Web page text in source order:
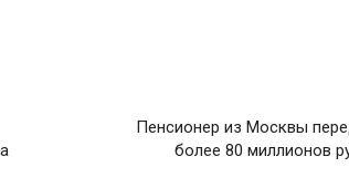
Пенсионер из Москвы
более 80 миллионов